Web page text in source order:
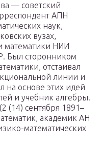
— советский
АПН
наук,
вузах,
математики НИИ
Был сторонником
отстаивал
линии и
на основе этих идей
и учебник алгебры.
(14) сентября 1891–
академик АН
математических